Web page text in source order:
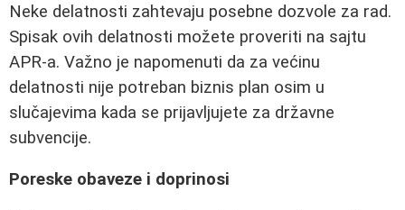
Neke delatnosti zahtevaju posebne dozvole za rad.
Spisak ovih delatnosti možete proveriti na sajtu
APR-a. Važno je napomenuti da za većinu
delatnosti nije potreban biznis plan osim u
slučajevima kada se prijavljujete za državne
subvencije.
Poreske obaveze i doprinosi